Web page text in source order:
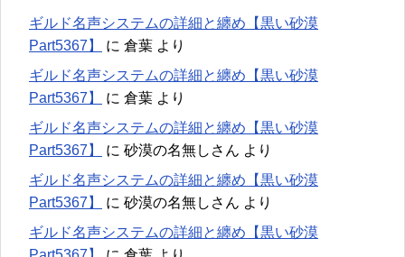
ギルド名声システムの詳細と纏め【黒い砂漠
Part5367】
に 倉葉 より
ギルド名声システムの詳細と纏め【黒い砂漠
Part5367】
に 倉葉 より
ギルド名声システムの詳細と纏め【黒い砂漠
Part5367】
に 砂漠の名無しさん より
ギルド名声システムの詳細と纏め【黒い砂漠
Part5367】
に 砂漠の名無しさん より
ギルド名声システムの詳細と纏め【黒い砂漠